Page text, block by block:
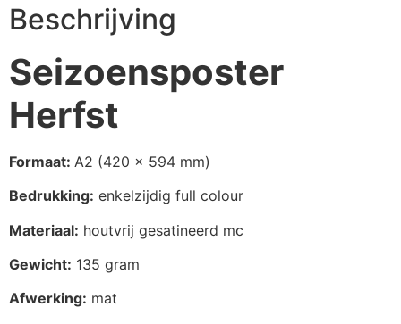
Beschrijving
Seizoensposter
Herfst
Formaat: A2 (420 x 594 mm)
Bedrukking: enkelzijdig full colour
Materiaal: houtvrij gesatineerd mc
Gewicht: 135 gram
Afwerking: mat